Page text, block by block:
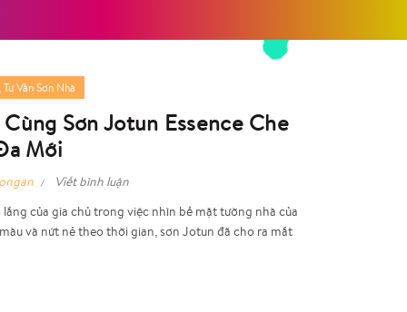
, Tư Vấn Sơn Nhà
Sơn Jotun Essence Che
Mới
Viết bình luận
lắng của gia chủ trong việc nhìn bề mặt tường nhà của
và nứt nẻ theo thời gian, sơn Jotun đã cho ra mắt